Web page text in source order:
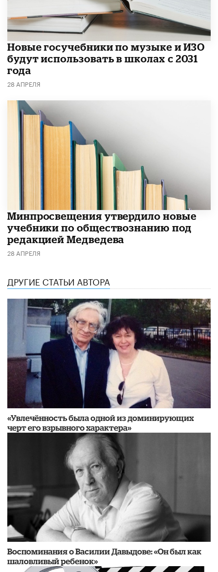
Новые госучебники по музыке и ИЗО
будут использовать в школах с 2031
года
28 АПРЕЛЯ
Минпросвещения утвердило новые
учебники по обществознанию под
редакцией Медведева
28 АПРЕЛЯ
ДРУГИЕ СТАТЬИ АВТОРА
«Увлечённость была одной из доминирующих
черт его взрывного характера»
Воспоминания о Василии Давыдове: «Он был как
шаловливый ребенок»